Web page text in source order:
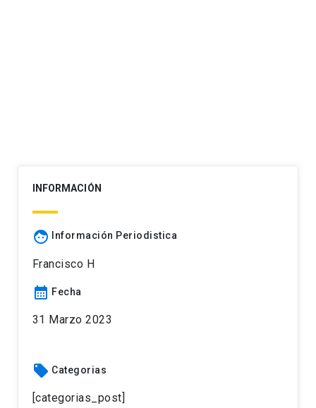
INFORMACIÓN
face Información Periodistica
Francisco H
calendar_month Fecha
31 Marzo 2023
local_offer Categorias
[categorias_post]